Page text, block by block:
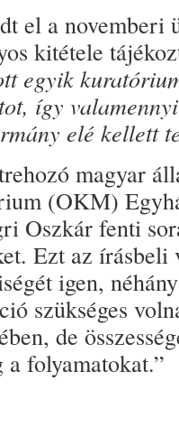
el a novemberi
kitétele
egyik
így
elé kellett
magyar
(OKM)
Oszkár fenti
Ezt az
igen,
szükséges
de
folyamatokat.”